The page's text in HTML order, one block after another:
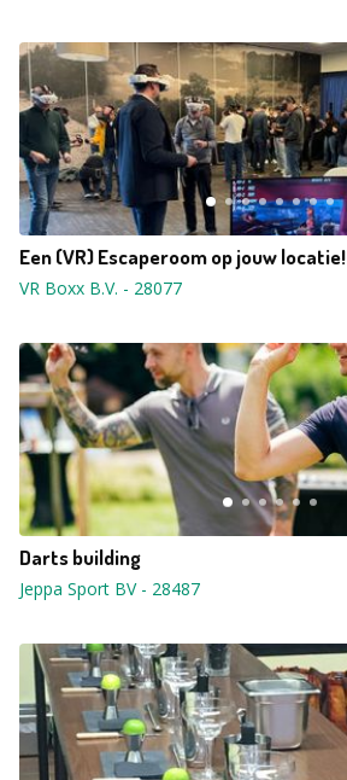
Een (VR) Escaperoom op jouw locatie!
VR Boxx B.V. - 28077
Darts building
Jeppa Sport BV- 28487